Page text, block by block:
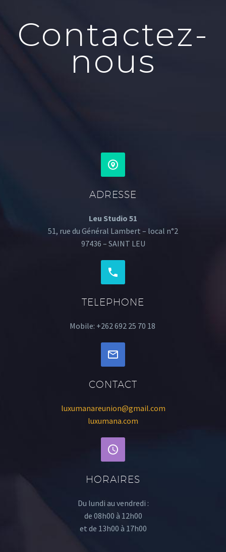
Contactez-
nous
ADRESSE
Leu Studio 51
51, rue du Général Lambert – local n°2
97436 – SAINT LEU
TELEPHONE
Mobile: +262 692 25 70 18
CONTACT
luxumanareunion@gmail.com
luxumana.com
HORAIRES
Du lundi au vendredi :
de 08h00 à 12h00
et de 13h00 à 17h00